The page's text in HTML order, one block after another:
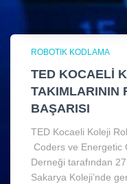
ROBOTIK KODLAMA
TED KOCAELİ
TAKIMLARININ
BAŞARISI
TED Kocaeli Koleji
Coders ve Energetic
Derneği tarafından
Sakarya Koleji’nde